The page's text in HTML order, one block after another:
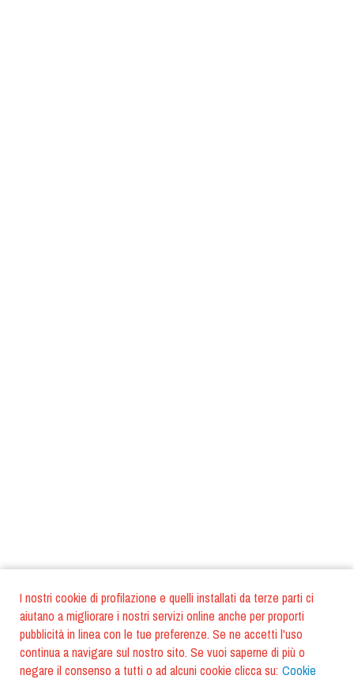
I nostri cookie di profilazione e quelli installati da terze parti ci
aiutano a migliorare i nostri servizi online anche per proporti
pubblicità in linea con le tue preferenze. Se ne accetti l'uso
continua a navigare sul nostro sito. Se vuoi saperne di più o
negare il consenso a tutti o ad alcuni cookie clicca su: Cookie